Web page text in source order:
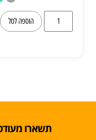
הוספה לסל
תשארו